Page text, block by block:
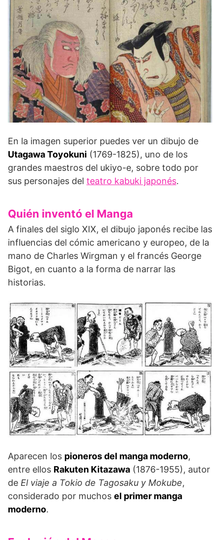
En la imagen superior puedes ver un dibujo de
Utagawa Toyokuni (1769-1825), uno de los
grandes maestros del ukiyo-e, sobre todo por
sus personajes del teatro kabuki japonés.
Quién inventó el Manga
A finales del siglo XIX, el dibujo japonés recibe las
influencias del cómic americano y europeo, de la
mano de Charles Wirgman y el francés George
Bigot, en cuanto a la forma de narrar las
historias.
Aparecen los pioneros del manga moderno,
entre ellos Rakuten Kitazawa (1876-1955), autor
de El viaje a Tokio de Tagosaku y Mokube,
considerado por muchos el primer manga
moderno.